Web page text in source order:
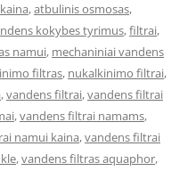
,atbulinis osmosas,
kokybes tyrimus,filtrai,
namui, mechaniniai vandens
filtras, nukalkinimo filtrai,
,vandens filtrai,vandens filtrai
,vandens filtrai namams,
namui kaina,vandens filtrai
,vandens filtras aquaphor,